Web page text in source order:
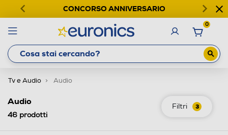
CONCORSO ANNIVERSARIO
0
Tv e Audio Audio
Filtri 3
Audio
46 prodotti